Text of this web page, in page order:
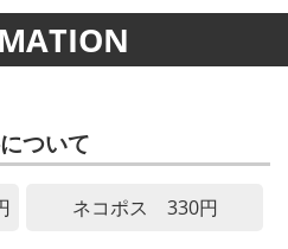
ついて
ネコポス 330円